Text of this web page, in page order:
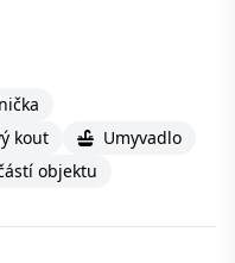
kout
Umyvadlo
objektu